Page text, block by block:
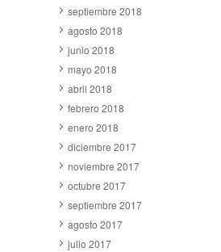
septiembre 2018
agosto 2018
junio 2018
mayo 2018
abril 2018
febrero 2018
enero 2018
diciembre 2017
noviembre 2017
octubre 2017
septiembre 2017
agosto 2017
julio 2017